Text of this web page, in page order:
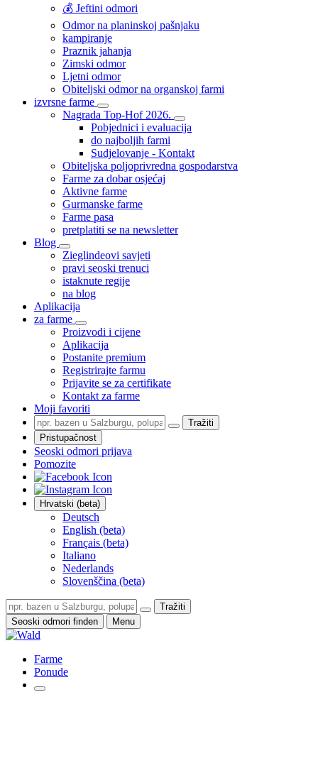
💰 Jeftini odmori
Odmor na planinskoj pašnjaku
kampiranje
Praznik jahanja
Zimski odmor
Ljetni odmor
Obiteljski odmor na organskoj farmi
izvrsne farme
Nagrada Top-Hof 2026.
Pobjednici i evaluacija
do najboljih farmi
Sudjelovanje - Kontakt
Obiteljska poljoprivredna gospodarstva
Farme za dobar osjećaj
Aktivne farme
Gurmanske farme
Farme pasa
pretplatiti se na newsletter
Blog
Zieglindeovi savjeti
pravi seoski trenuci
istaknute regije
na blog
Aplikacija
za farme
Proizvodi i cijene
Aplikacija
Postanite premium
Registrirajte farmu
Prijavite se za certifikate
Kontakt za farme
Moji favoriti
Tražiti
Pristupačnost
Seoski odmori prijava
Pomozite
Hrvatski (beta)
Deutsch
English (beta)
Français (beta)
Italiano
Nederlands
Slovenščina (beta)
Tražiti
Seoski odmori finden
Menu
Farme
Ponude